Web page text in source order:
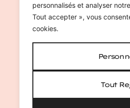
personnalisés et analyser
Tout accepter », vous
cookies.
Tout